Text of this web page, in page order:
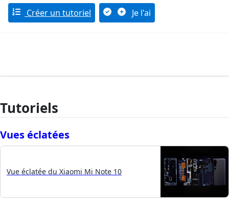
Créer un tutoriel Je l'ai
Tutoriels
Vues éclatées
Vue éclatée du Xiaomi Mi Note 10